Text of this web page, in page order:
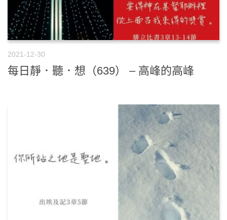
2021-12-30
每日靜．聽．想（639） – 高峰的高峰